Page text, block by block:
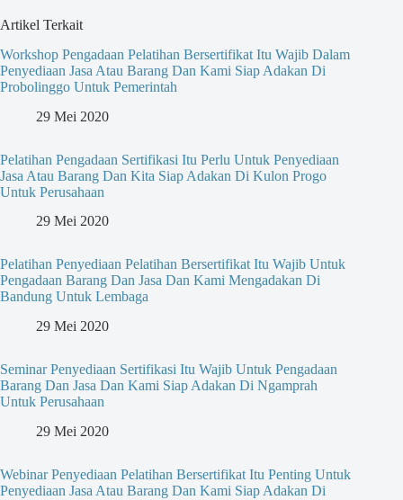
Artikel Terkait
Workshop Pengadaan Pelatihan Bersertifikat Itu Wajib Dalam
Penyediaan Jasa Atau Barang Dan Kami Siap Adakan Di
Probolinggo Untuk Pemerintah
29 Mei 2020
Pelatihan Pengadaan Sertifikasi Itu Perlu Untuk Penyediaan
Jasa Atau Barang Dan Kita Siap Adakan Di Kulon Progo
Untuk Perusahaan
29 Mei 2020
Pelatihan Penyediaan Pelatihan Bersertifikat Itu Wajib Untuk
Pengadaan Barang Dan Jasa Dan Kami Mengadakan Di
Bandung Untuk Lembaga
29 Mei 2020
Seminar Penyediaan Sertifikasi Itu Wajib Untuk Pengadaan
Barang Dan Jasa Dan Kami Siap Adakan Di Ngamprah
Untuk Perusahaan
29 Mei 2020
Webinar Penyediaan Pelatihan Bersertifikat Itu Penting Untuk
Penyediaan Jasa Atau Barang Dan Kami Siap Adakan Di